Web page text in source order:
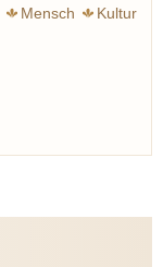
Mensch Kultur